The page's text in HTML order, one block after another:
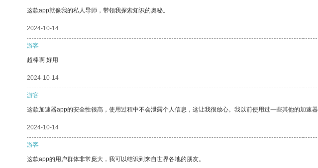
这款app就像我的私人导师，带领我探索知识的奥秘。
2024-10-14
游客
超棒啊 好用
2024-10-14
游客
这款加速器app的安全性很高，使用过程中不会泄露个人信息，这让我很放心。我以前使用过一些其他的加速
2024-10-14
游客
这款app的用户群体非常庞大，我可以结识到来自世界各地的朋友。